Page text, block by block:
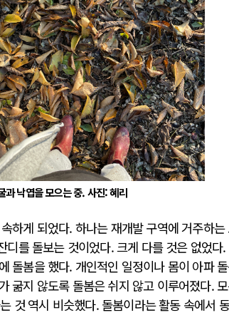
과 낙엽을 모으는 중. 사진: 혜리
하게 되었다. 하나는 재개발 구역에 거주하는
디를 돌보는 것이었다. 크게 다를 것은 없었다
돌봄을 했다. 개인적인 일정이나 몸이 아파
굶지 않도록 돌봄은 쉬지 않고 이루어졌다.
것 역시 비슷했다. 돌봄이라는 활동 속에서